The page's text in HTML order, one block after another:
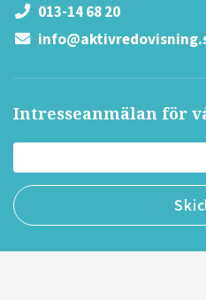
013-14 68 20
Intresseanmälan för